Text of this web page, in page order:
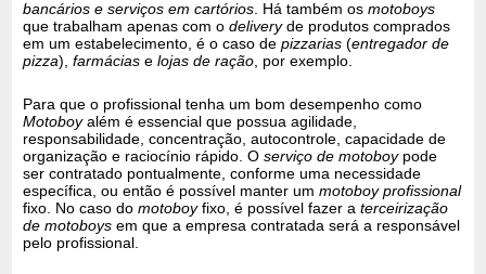
bancários e serviços em cartórios . Há também osmotoboys
que trabalham apenas com odeliveryde produtos comprados
em um estabelecimento, é o caso depizzarias (entregador de
pizza),farmácias elojas de ração , por exemplo.
Para que o profissional tenha um bom desempenho como
Motoboyalém é essencial que possua agilidade,
responsabilidade, concentração, autocontrole, capacidade de
organização e raciocínio rápido. Oserviço de motoboypode
ser contratado pontualmente, conforme uma necessidade
específica, ou então é possível manter ummotoboy profissional
fixo. No caso domotoboyfixo, é possível fazer aterceirização
de motoboys em que a empresa contratada será a responsável
pelo profissional.